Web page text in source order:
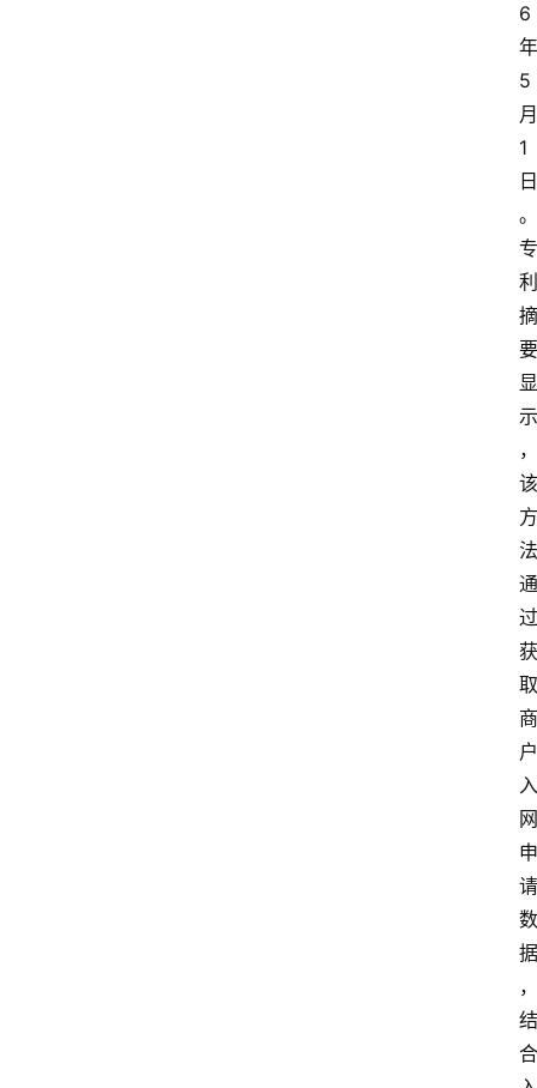
6
年
5
月
1
日
。
专
利
摘
要
显
示
，
该
方
法
通
过
获
取
商
户
入
网
申
请
数
据
，
结
合